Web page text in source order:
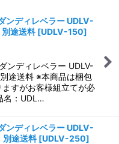
ンディレベラー UDLV-
途送料 [UDLV-150]
ンディレベラー UDLV-
途送料 ※本商品は梱包
すがお客様組立てが必
名：UDL…
ンディレベラー UDLV-
途送料 [UDLV-250]